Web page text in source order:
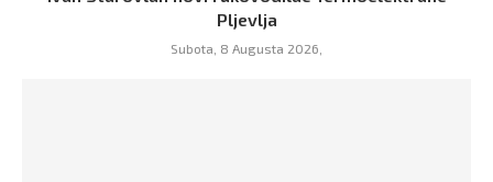
Pljevlja
Subota, 8 Augusta 2026,